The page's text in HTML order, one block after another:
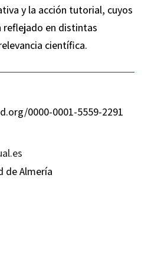
y la acción tutorial, cuyos
reflejado en distintas
científica.
0000-0001-5559-2291
de Almería